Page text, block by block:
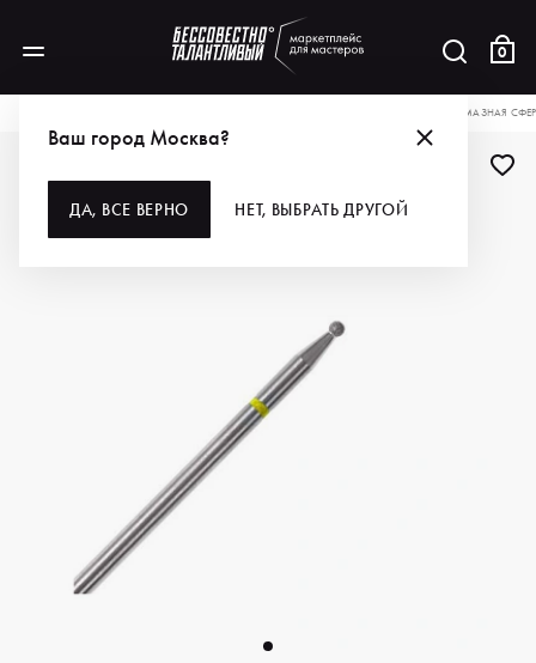
0
Ваш город Москва?
ДА, ВСЕ ВЕРНО НЕТ, ВЫБРАТЬ ДРУГОЙ
ВЛАДМИВА ФРЕЗА АЛМАЗНАЯ